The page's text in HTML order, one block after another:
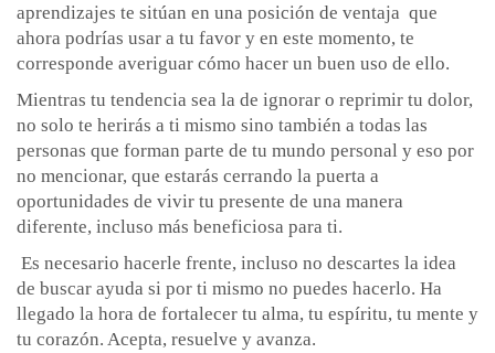
aprendizajes te sitúan en una posición de ventaja que
ahora podrías usar a tu favor y en este momento, te
corresponde averiguar cómo hacer un buen uso de ello.
Mientras tu tendencia sea la de ignorar o reprimir tu dolor,
no solo te herirás a ti mismo sino también a todas las
personas que forman parte de tu mundo personal y eso por
no mencionar, que estarás cerrando la puerta a
oportunidades de vivir tu presente de una manera
diferente, incluso más beneficiosa para ti.
Es necesario hacerle frente, incluso no descartes la idea
de buscar ayuda si por ti mismo no puedes hacerlo. Ha
llegado la hora de fortalecer tu alma, tu espíritu, tu mente y
tu corazón. Acepta, resuelve y avanza.